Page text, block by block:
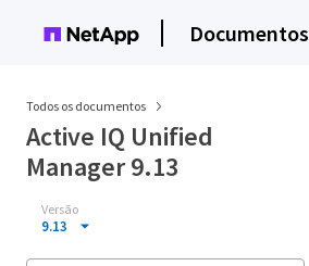
Documentos
Todos os documentos
Active IQ Unified
Manager 9.13
Versão
9.13